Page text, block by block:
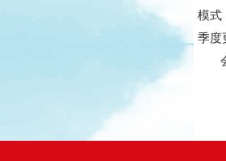
模式
季度
会
（